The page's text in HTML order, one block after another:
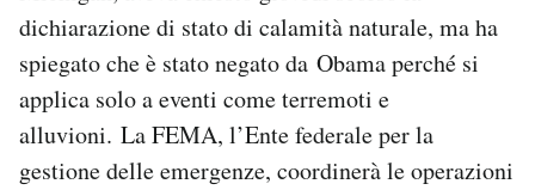
dichiarazione di stato di calamità naturale, ma ha
spiegato che è stato negato da Obama perché si
applica solo a eventi come terremoti e
alluvioni. La FEMA, l’Ente federale per la
gestione delle emergenze, coordinerà le operazioni